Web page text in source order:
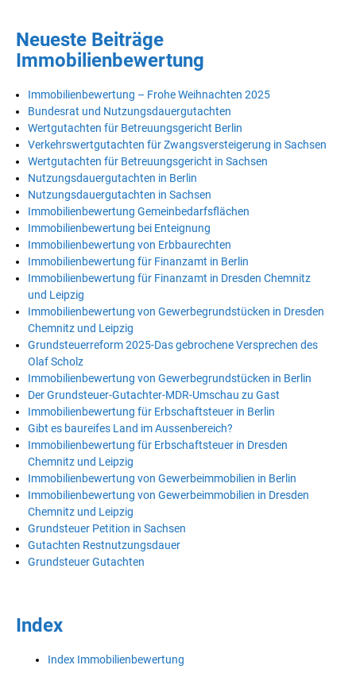
Neueste Beiträge
Immobilienbewertung
Immobilienbewertung – Frohe Weihnachten 2025
Bundesrat und Nutzungsdauergutachten
Wertgutachten für Betreuungsgericht Berlin
Verkehrswertgutachten für Zwangsversteigerung in Sachsen
Wertgutachten für Betreuungsgericht in Sachsen
Nutzungsdauergutachten in Berlin
Nutzungsdauergutachten in Sachsen
Immobilienbewertung Gemeinbedarfsflächen
Immobilienbewertung bei Enteignung
Immobilienbewertung von Erbbaurechten
Immobilienbewertung für Finanzamt in Berlin
Immobilienbewertung für Finanzamt in Dresden Chemnitz
und Leipzig
Immobilienbewertung von Gewerbegrundstücken in Dresden
Chemnitz und Leipzig
Grundsteuerreform 2025-Das gebrochene Versprechen des
Olaf Scholz
Immobilienbewertung von Gewerbegrundstücken in Berlin
Der Grundsteuer-Gutachter-MDR-Umschau zu Gast
Immobilienbewertung für Erbschaftsteuer in Berlin
Gibt es baureifes Land im Aussenbereich?
Immobilienbewertung für Erbschaftsteuer in Dresden
Chemnitz und Leipzig
Immobilienbewertung von Gewerbeimmobilien in Berlin
Immobilienbewertung von Gewerbeimmobilien in Dresden
Chemnitz und Leipzig
Grundsteuer Petition in Sachsen
Gutachten Restnutzungsdauer
Grundsteuer Gutachten
Index
Index Immobilienbewertung